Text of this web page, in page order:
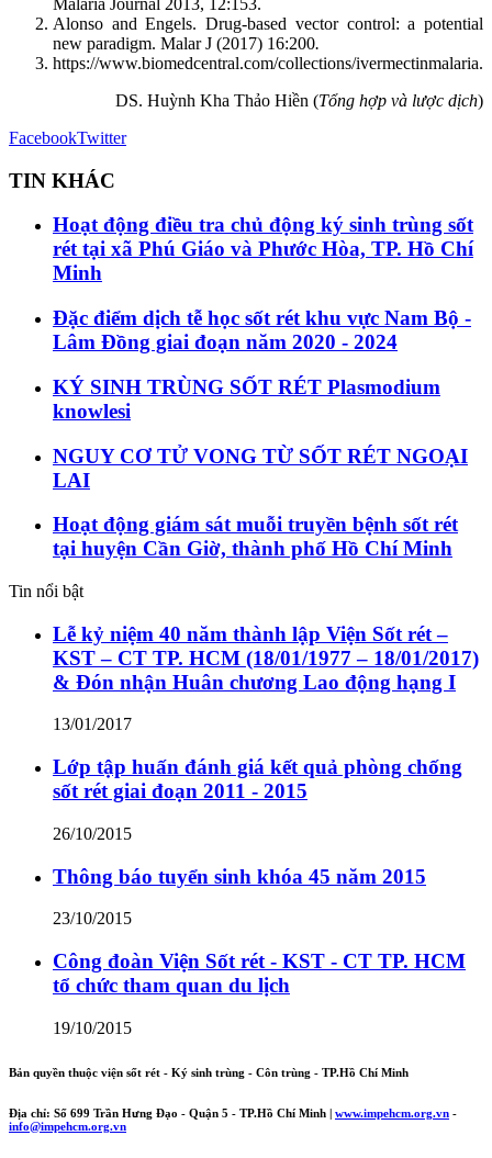
Malaria Journal 2013, 12:153.
Alonso and Engels. Drug‑based vector control: a potential
new paradigm. Malar J (2017) 16:200.
https://www.biomedcentral.com/collections/ivermectinmalaria.
DS. Huỳnh Kha Thảo Hiền (Tổng hợp và lược dịch)
FacebookTwitter
TIN KHÁC
Hoạt động điều tra chủ động ký sinh trùng sốt
rét tại xã Phú Giáo và Phước Hòa, TP. Hồ Chí
Minh
Đặc điểm dịch tễ học sốt rét khu vực Nam Bộ -
Lâm Đồng giai đoạn năm 2020 - 2024
KÝ SINH TRÙNG SỐT RÉT Plasmodium
knowlesi
NGUY CƠ TỬ VONG TỪ SỐT RÉT NGOẠI
LAI
Hoạt động giám sát muỗi truyền bệnh sốt rét
tại huyện Cần Giờ, thành phố Hồ Chí Minh
Tin nổi bật
Lễ kỷ niệm 40 năm thành lập Viện Sốt rét –
KST – CT TP. HCM (18/01/1977 – 18/01/2017)
& Đón nhận Huân chương Lao động hạng I
13/01/2017
Lớp tập huấn đánh giá kết quả phòng chống
sốt rét giai đoạn 2011 - 2015
26/10/2015
Thông báo tuyển sinh khóa 45 năm 2015
23/10/2015
Công đoàn Viện Sốt rét - KST - CT TP. HCM
tổ chức tham quan du lịch
19/10/2015
Bản quyền thuộc viện sốt rét - Ký sinh trùng - Côn trùng - TP.Hồ Chí Minh
Địa chỉ: Số 699 Trần Hưng Đạo - Quận 5 - TP.Hồ Chí Minh | www.impehcm.org.vn -
info@impehcm.org.vn